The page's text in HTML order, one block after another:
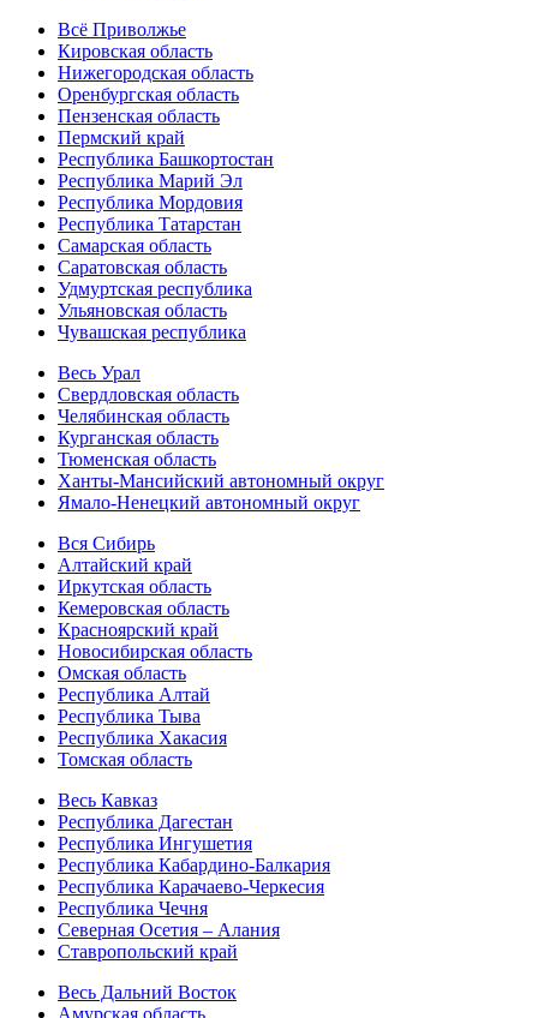
Всё Приволжье
Кировская область
Нижегородская область
Оренбургская область
Пензенская область
Пермский край
Республика Башкортостан
Республика Марий Эл
Республика Мордовия
Республика Татарстан
Самарская область
Саратовская область
Удмуртская республика
Ульяновская область
Чувашская республика
Весь Урал
Свердловская область
Челябинская область
Курганская область
Тюменская область
Ханты-Мансийский автономный округ
Ямало-Ненецкий автономный округ
Вся Сибирь
Алтайский край
Иркутская область
Кемеровская область
Красноярский край
Новосибирская область
Омская область
Республика Алтай
Республика Тыва
Республика Хакасия
Томская область
Весь Кавказ
Республика Дагестан
Республика Ингушетия
Республика Кабардино-Балкария
Республика Карачаево-Черкесия
Республика Чечня
Северная Осетия – Алания
Ставропольский край
Весь Дальний Восток
Амурская область